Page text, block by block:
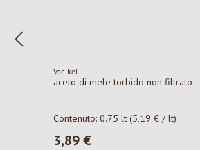
Voelkel
aceto di mele torbido non filtrato
Contenuto:0.75 lt(5,19 € / lt)
Prezzo normale:
3,89 €